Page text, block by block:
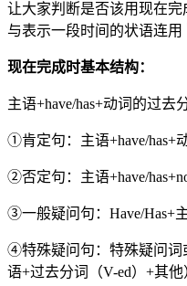
让大家判断是否该用现在
与表示一段时间的状语连用
现在完成时基本结构：
主语+have/has+动词的过去
①肯定句：主语+have/has+
②否定句：主语+have/
③一般疑问句：Have/Has+
④特殊疑问句：特殊疑问词
语+过去分词（V-ed）+其他